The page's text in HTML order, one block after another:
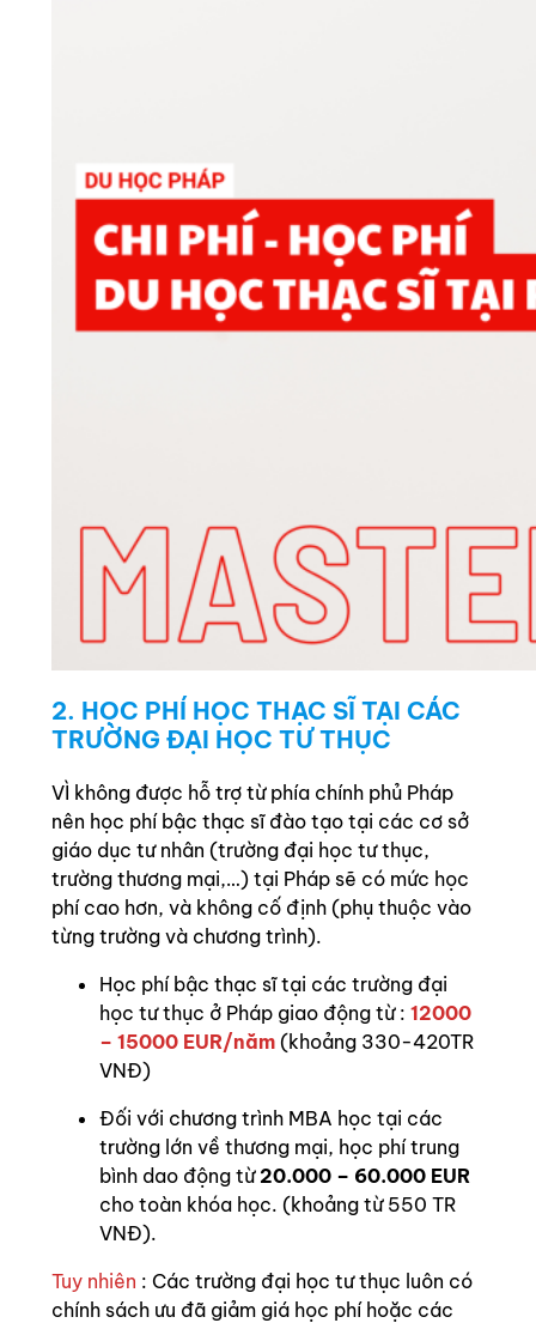
2. HỌC PHÍ HỌC THẠC SĨ TẠI CÁC
TRƯỜNG ĐẠI HỌC TƯ THỤC
VÌ không được hỗ trợ từ phía chính phủ Pháp
nên học phí bậc thạc sĩ đào tạo tại các cơ sở
giáo dục tư nhân (trường đại học tư thục,
trường thương mại,…) tại Pháp sẽ có mức học
phí cao hơn, và không cố định (phụ thuộc vào
từng trường và chương trình).
Học phí bậc thạc sĩ tại các trường đại
học tư thục ở Pháp giao động từ : 12000
– 15000 EUR/năm (khoảng 330-420TR
VNĐ)
Đối với chương trình MBA học tại các
trường lớn về thương mại, học phí trung
bình dao động từ 20.000 – 60.000 EUR
cho toàn khóa học. (khoảng từ 550 TR
VNĐ).
Tuy nhiên : Các trường đại học tư thục luôn có
chính sách ưu đã giảm giá học phí hoặc các